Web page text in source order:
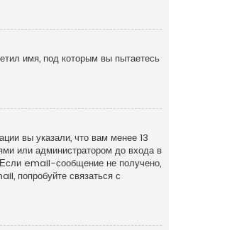
имя, под которым вы пытаетесь
вы указали, что вам менее 13
или администратором до входа в
email-сообщение не получено,
попробуйте связаться с